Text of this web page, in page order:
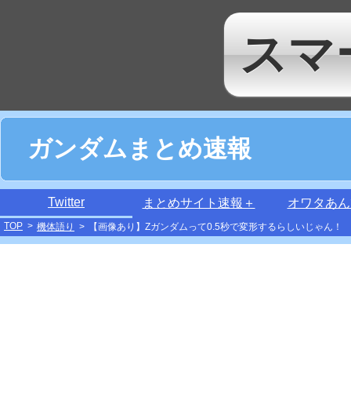
スマ
ガンダムまとめ速報
Twitter まとめサイト速報＋ オワタあ
TOP > 機体語り > 【画像あり】Zガンダムって0.5秒で変形するらしいじゃん！